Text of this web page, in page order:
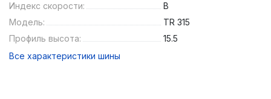
Индекс скорости:
B
Модель:
TR 315
Профиль высота:
15.5
Все характеристики шины